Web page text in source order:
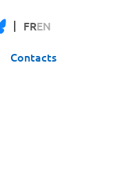
FREN
Contacts